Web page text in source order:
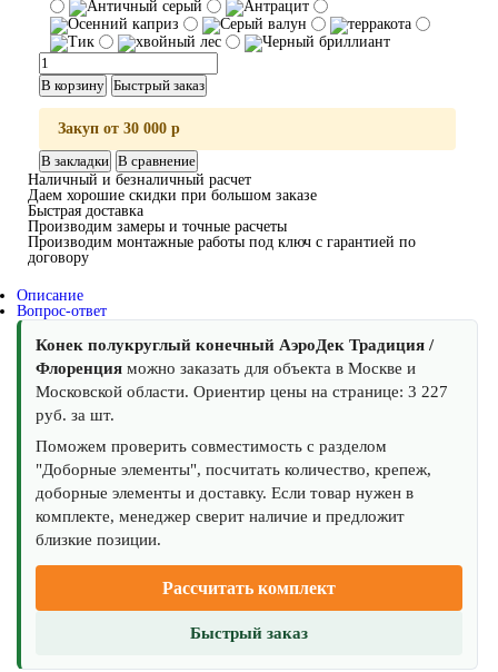
В корзину Быстрый заказ
Закуп от 30 000 р
В закладки В сравнение
Наличный и безналичный расчет
Даем хорошие скидки при большом заказе
Быстрая доставка
Производим замеры и точные расчеты
Производим монтажные работы под ключ с гарантией по
договору
Описание
Вопрос-ответ
Конек полукруглый конечный АэроДек Традиция /
Флоренция можно заказать для объекта в Москве и
Московской области. Ориентир цены на странице: 3 227
руб. за шт.
Поможем проверить совместимость с разделом
"Доборные элементы", посчитать количество, крепеж,
доборные элементы и доставку. Если товар нужен в
комплекте, менеджер сверит наличие и предложит
близкие позиции.
Рассчитать комплект
Быстрый заказ